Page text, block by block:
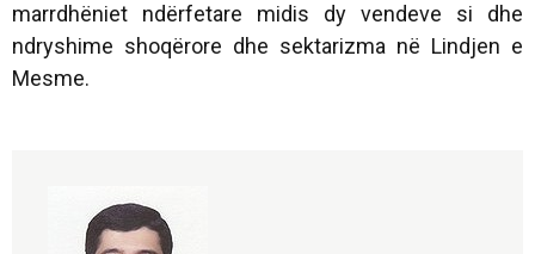
marrdhëniet ndërfetare midis dy vendeve si dhe
ndryshime shoqërore dhe sektarizma në Lindjen e
Mesme.